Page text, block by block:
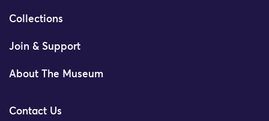
Collections
Join & Support
About The Museum
Contact Us